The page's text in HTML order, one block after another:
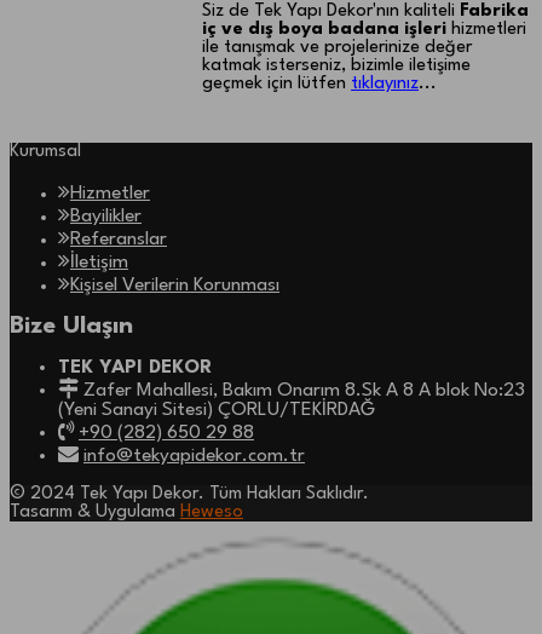
Siz de Tek Yapı Dekor'nın kaliteli Fabrika
iç ve dış boya badana işleri hizmetleri
ile tanışmak ve projelerinize değer
katmak isterseniz, bizimle iletişime
geçmek için lütfen tıklayınız...
Kurumsal
Hizmetler
Bayilikler
Referanslar
İletişim
Kişisel Verilerin Korunması
Bize Ulaşın
TEK YAPI DEKOR
Zafer Mahallesi, Bakım Onarım 8.Sk A 8 A blok No:23
(Yeni Sanayi Sitesi) ÇORLU/TEKİRDAĞ
+90 (282) 650 29 88
info@tekyapidekor.com.tr
© 2024 Tek Yapı Dekor. Tüm Hakları Saklıdır.
Tasarım & Uygulama Heweso